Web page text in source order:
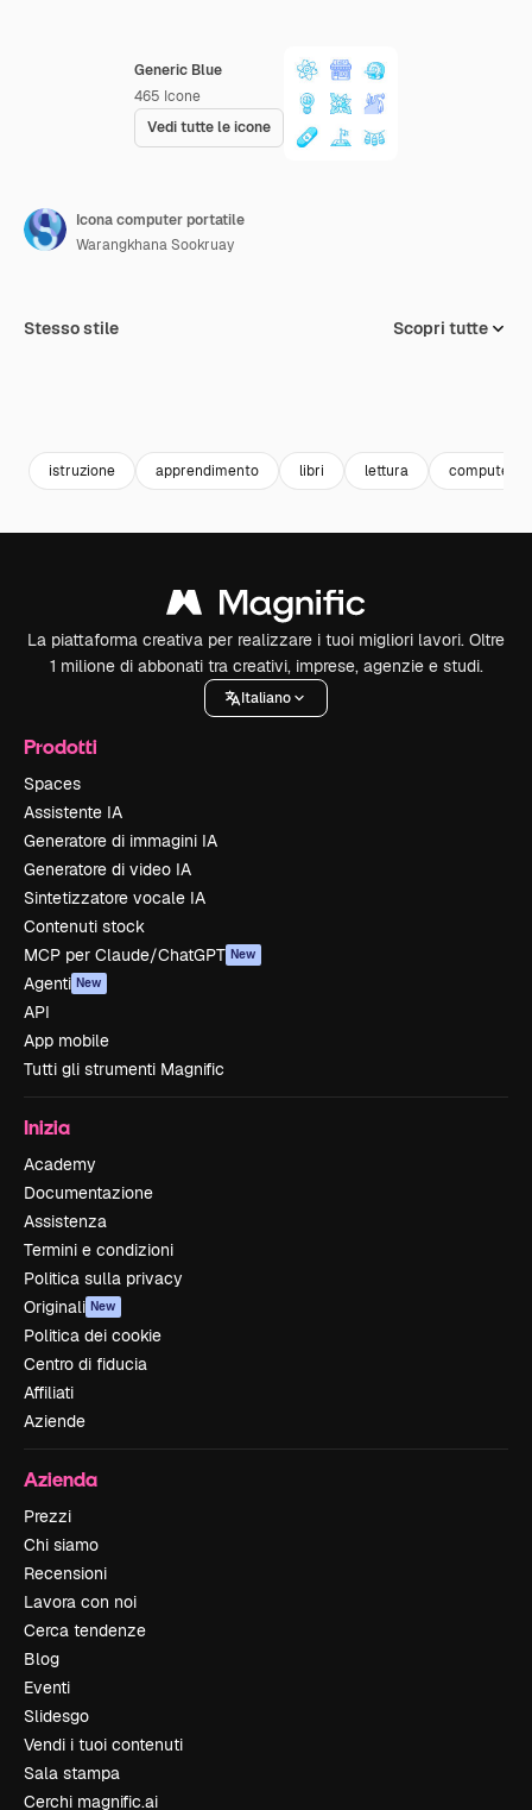
Generic Blue
465 Icone
Vedi tutte le icone
Icona computer portatile
Warangkhana Sookruay
Stesso stile Scopri tutte
istruzione apprendimento libri lettura computer
La piattaforma creativa per realizzare i tuoi migliori lavori. Oltre
1 milione di abbonati tra creativi, imprese, agenzie e studi.
Italiano
Prodotti
Spaces
Assistente IA
Generatore di immagini IA
Generatore di video IA
Sintetizzatore vocale IA
Contenuti stock
MCP per Claude/ChatGPT New
Agenti New
API
App mobile
Tutti gli strumenti Magnific
Inizia
Academy
Documentazione
Assistenza
Termini e condizioni
Politica sulla privacy
Originali New
Politica dei cookie
Centro di fiducia
Affiliati
Aziende
Azienda
Prezzi
Chi siamo
Recensioni
Lavora con noi
Cerca tendenze
Blog
Eventi
Slidesgo
Vendi i tuoi contenuti
Sala stampa
Cerchi magnific.ai